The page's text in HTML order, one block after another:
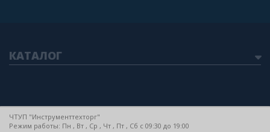
КАТАЛОГ
ЧТУП "Инструменттехторг"
Режим работы: Пн , Вт , Ср , Чт , Пт , Сб c 09:30 до 19:00